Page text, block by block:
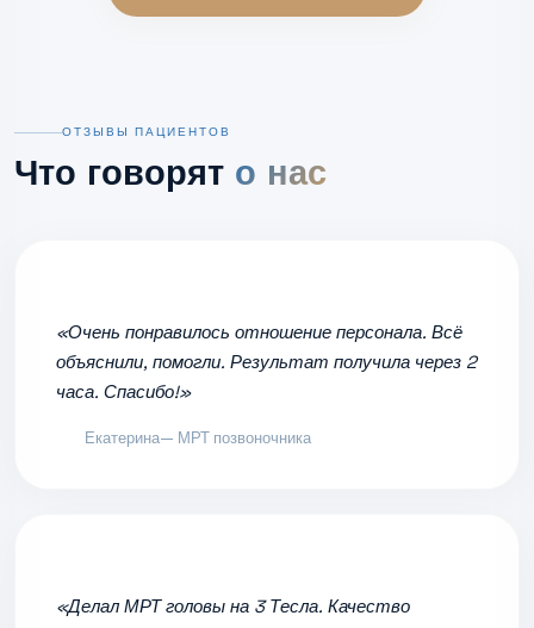
ОТЗЫВЫ ПАЦИЕНТОВ
Что говорят о нас
«Очень понравилось отношение персонала. Всё
объяснили, помогли. Результат получила через 2
часа. Спасибо!»
Екатерина— МРТ позвоночника
«Делал МРТ головы на 3 Тесла. Качество